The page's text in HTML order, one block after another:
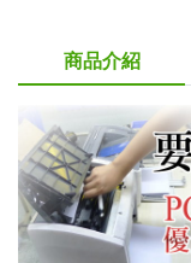
商品介紹